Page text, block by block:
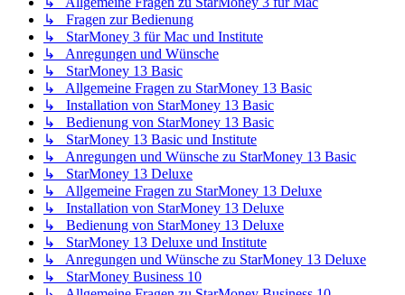
↳ Fragen zur Bedienung
↳ StarMoney 3 für Mac und Institute
↳ Anregungen und Wünsche
↳ StarMoney 13 Basic
↳ Allgemeine Fragen zu StarMoney 13 Basic
↳ Installation von StarMoney 13 Basic
↳ Bedienung von StarMoney 13 Basic
↳ StarMoney 13 Basic und Institute
↳ Anregungen und Wünsche zu StarMoney 13 Basic
↳ StarMoney 13 Deluxe
↳ Allgemeine Fragen zu StarMoney 13 Deluxe
↳ Installation von StarMoney 13 Deluxe
↳ Bedienung von StarMoney 13 Deluxe
↳ StarMoney 13 Deluxe und Institute
↳ Anregungen und Wünsche zu StarMoney 13 Deluxe
↳ StarMoney Business 10